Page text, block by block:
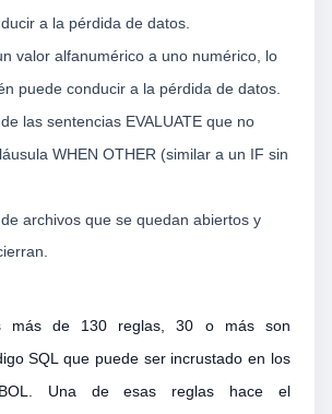
a la pérdida de datos.
valor alfanumérico a uno numérico, lo
puede conducir a la pérdida de datos.
las sentencias EVALUATE que no
WHEN OTHER (similar a un IF sin
archivos que se quedan abiertos y
más de 130 reglas, 30 o más son
SQL que puede ser incrustado en los
Una de esas reglas hace el